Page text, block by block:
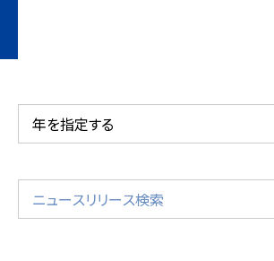
年を指定する